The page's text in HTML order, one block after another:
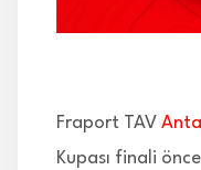
Fraport TAV
Kupası finali